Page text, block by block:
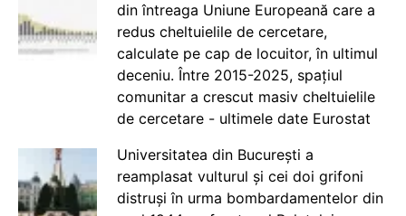
din întreaga Uniune Europeană care a
redus cheltuielile de cercetare,
calculate pe cap de locuitor, în ultimul
deceniu. Între 2015-2025, spațiul
comunitar a crescut masiv cheltuielile
de cercetare - ultimele date Eurostat
Universitatea din București a
reamplasat vulturul și cei doi grifoni
distruși în urma bombardamentelor din